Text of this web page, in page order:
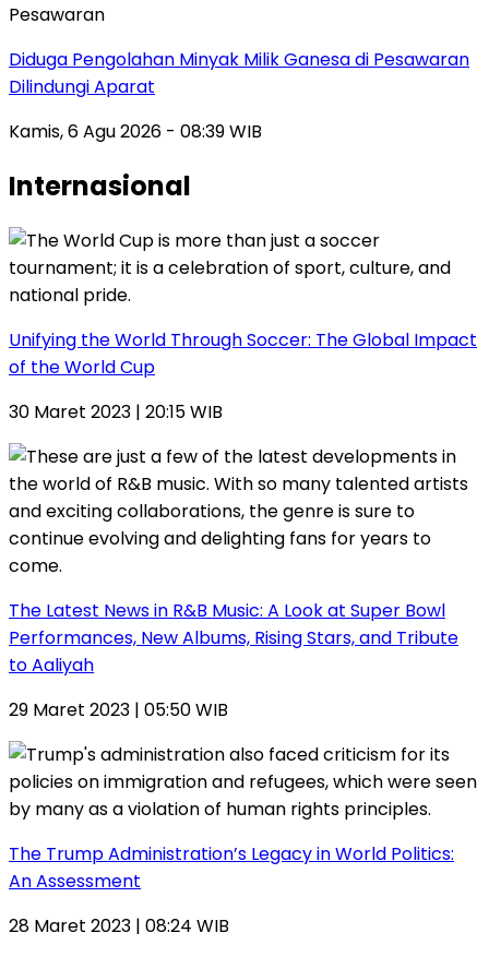
Pesawaran
Diduga Pengolahan Minyak Milik Ganesa di Pesawaran
Dilindungi Aparat
Kamis, 6 Agu 2026 - 08:39 WIB
Internasional
Unifying the World Through Soccer: The Global Impact
of the World Cup
30 Maret 2023 | 20:15 WIB
The Latest News in R&B Music: A Look at Super Bowl
Performances, New Albums, Rising Stars, and Tribute
to Aaliyah
29 Maret 2023 | 05:50 WIB
The Trump Administration’s Legacy in World Politics:
An Assessment
28 Maret 2023 | 08:24 WIB